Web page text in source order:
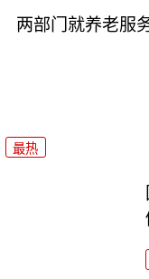
两部门就养老服
最热